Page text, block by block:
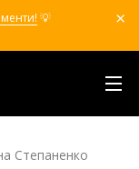
💡
Степаненко